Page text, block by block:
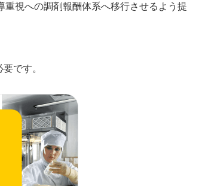
視への調剤報酬体系へ移行させるよう提
です。